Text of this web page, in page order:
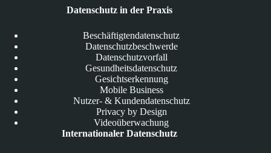
Datenschutz in der Praxis
Beschäftigtendatenschutz
Datenschutzbeschwerde
Datenschutzvorfall
Gesundheitsdatenschutz
Gesichtserkennung
Mobile Business
Nutzer- & Kundendatenschutz
Privacy by Design
Videoüberwachung
Internationaler Datenschutz